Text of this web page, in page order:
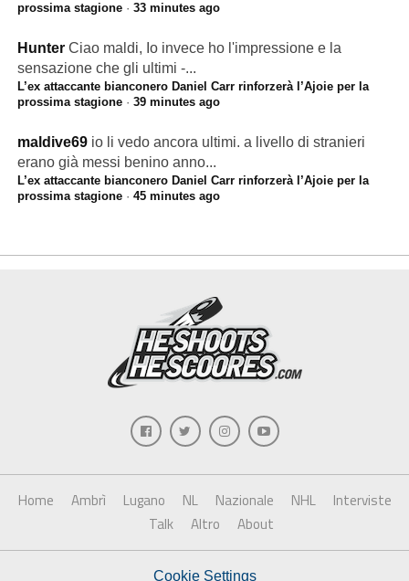
prossima stagione· 33 minutes ago
Hunter Ciao maldi, Io invece ho l'impressione e la
sensazione che gli ultimi -...
L’ex attaccante bianconero Daniel Carr rinforzerà l’Ajoie per la
prossima stagione· 39 minutes ago
maldive69 io li vedo ancora ultimi. a livello di stranieri
erano già messi benino anno...
L’ex attaccante bianconero Daniel Carr rinforzerà l’Ajoie per la
prossima stagione· 45 minutes ago
Home Ambrì Lugano NL Nazionale NHL
Interviste
Talk
Altro About
Cookie Settings